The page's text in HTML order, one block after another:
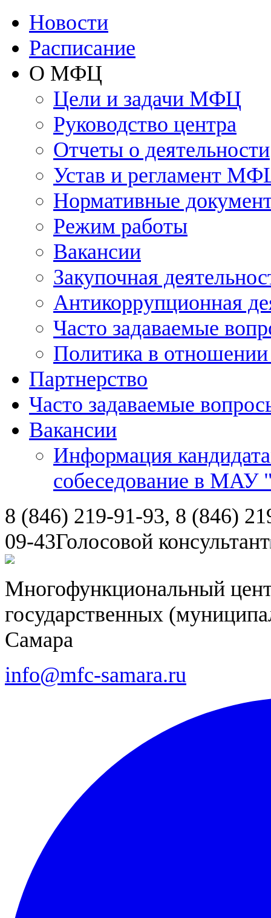
Новости
Расписание
О МФЦ
Цели и задачи МФЦ
Руководство центра
Отчеты о деятельности
Устав и регламент
Нормативные
Режим работы
Вакансии
Закупочная
Антикоррупционная
Часто задаваемые
Политика в
Партнерство
Часто задаваемые
Вакансии
Информация
собеседование в
8 (846) 219-91-93, 8 (846)
09-43Голосовой консультант
Многофункциональный
государственных
Самара
info@mfc-samara.ru